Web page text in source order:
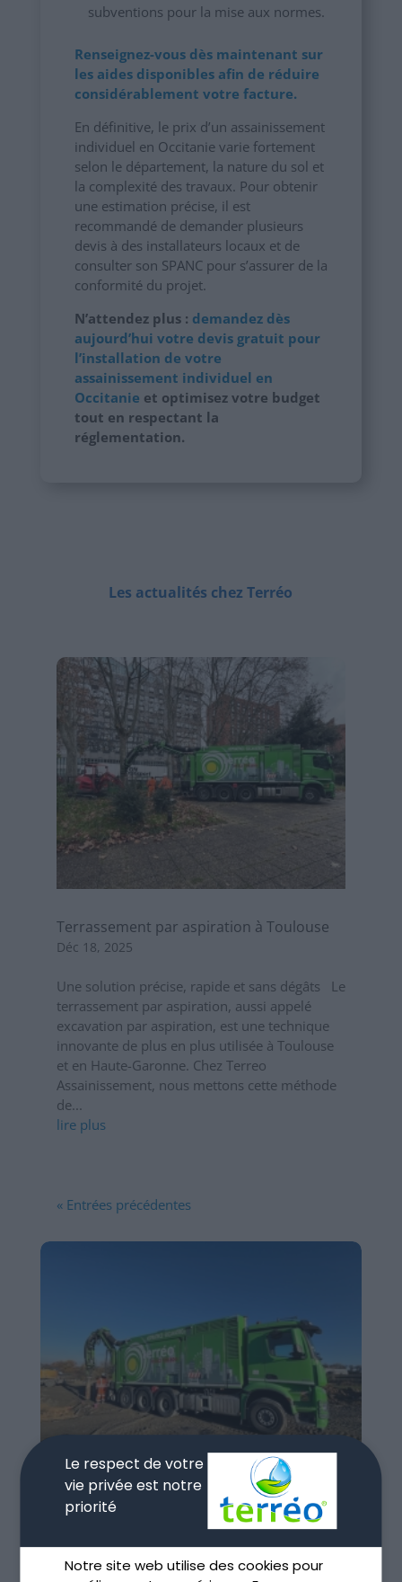
Le respect de votre
vie privée est notre
priorité
Notre site web utilise des cookies pour
subventions pour la mise aux normes.
Renseignez-vous dès maintenant sur
les aides disponibles afin de réduire
considérablement votre facture.
En définitive, le prix d’un assainissement
individuel en Occitanie varie fortement
selon le département, la nature du sol et
la complexité des travaux. Pour obtenir
une estimation précise, il est
recommandé de demander plusieurs
devis à des installateurs locaux et de
consulter son SPANC pour s’assurer de la
conformité du projet.
N’attendez plus : demandez dès
aujourd’hui votre devis gratuit pour
l’installation de votre
assainissement individuel en
Occitanie et optimisez votre budget
tout en respectant la
réglementation.
Les actualités chez Terréo
Terrassement par aspiration à Toulouse
Déc 18, 2025
Une solution précise, rapide et sans dégâts Le
terrassement par aspiration, aussi appelé
excavation par aspiration, est une technique
innovante de plus en plus utilisée à Toulouse
et en Haute-Garonne. Chez Terreo
Assainissement, nous mettons cette méthode
de...
lire plus
« Entrées précédentes
Terrassement par aspiration et environnement
Déc 11, 2025